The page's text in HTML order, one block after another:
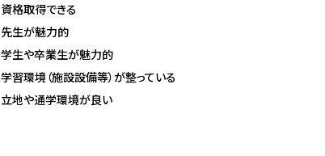
資格取得できる
先生が魅力的
学生や卒業生が魅力的
学習環境（施設設備等）が整っている
立地や通学環境が良い